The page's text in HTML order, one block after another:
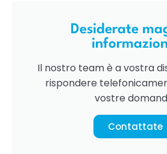
Desiderate
Il nostro team è a vostra
rispondere
vostre
Contattate